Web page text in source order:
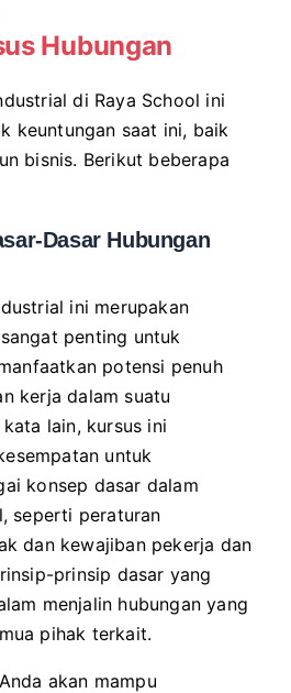
Hubungan
di Raya School ini
keuntungan saat ini, baik
bisnis. Berikut beberapa
Dasar Hubungan
ini merupakan
penting untuk
potensi penuh
kerja dalam suatu
lain, kursus ini
untuk
konsep dasar dalam
seperti peraturan
dan kewajiban pekerja dan
prinsip dasar yang
menjalin hubungan yang
pihak terkait.
akan mampu